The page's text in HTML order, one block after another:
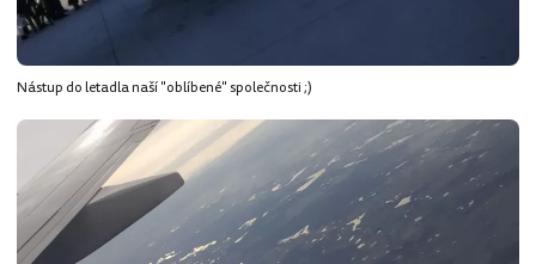
Nástup do letadla naší "oblíbené" společnosti ;)